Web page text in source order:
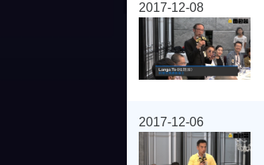
2017-12-08
2017-12-06